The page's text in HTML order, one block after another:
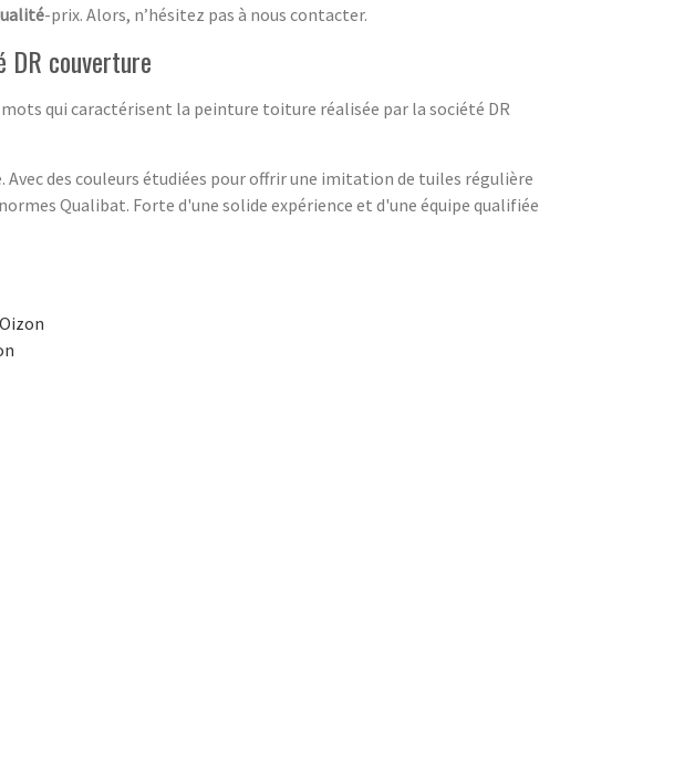
-prix. Alors, n’hésitez pas à nous contacter.
DR couverture
qui caractérisent la peinture toiture réalisée par la société DR
des couleurs étudiées pour offrir une imitation de tuiles régulière
Qualibat. Forte d'une solide expérience et d'une équipe qualifiée